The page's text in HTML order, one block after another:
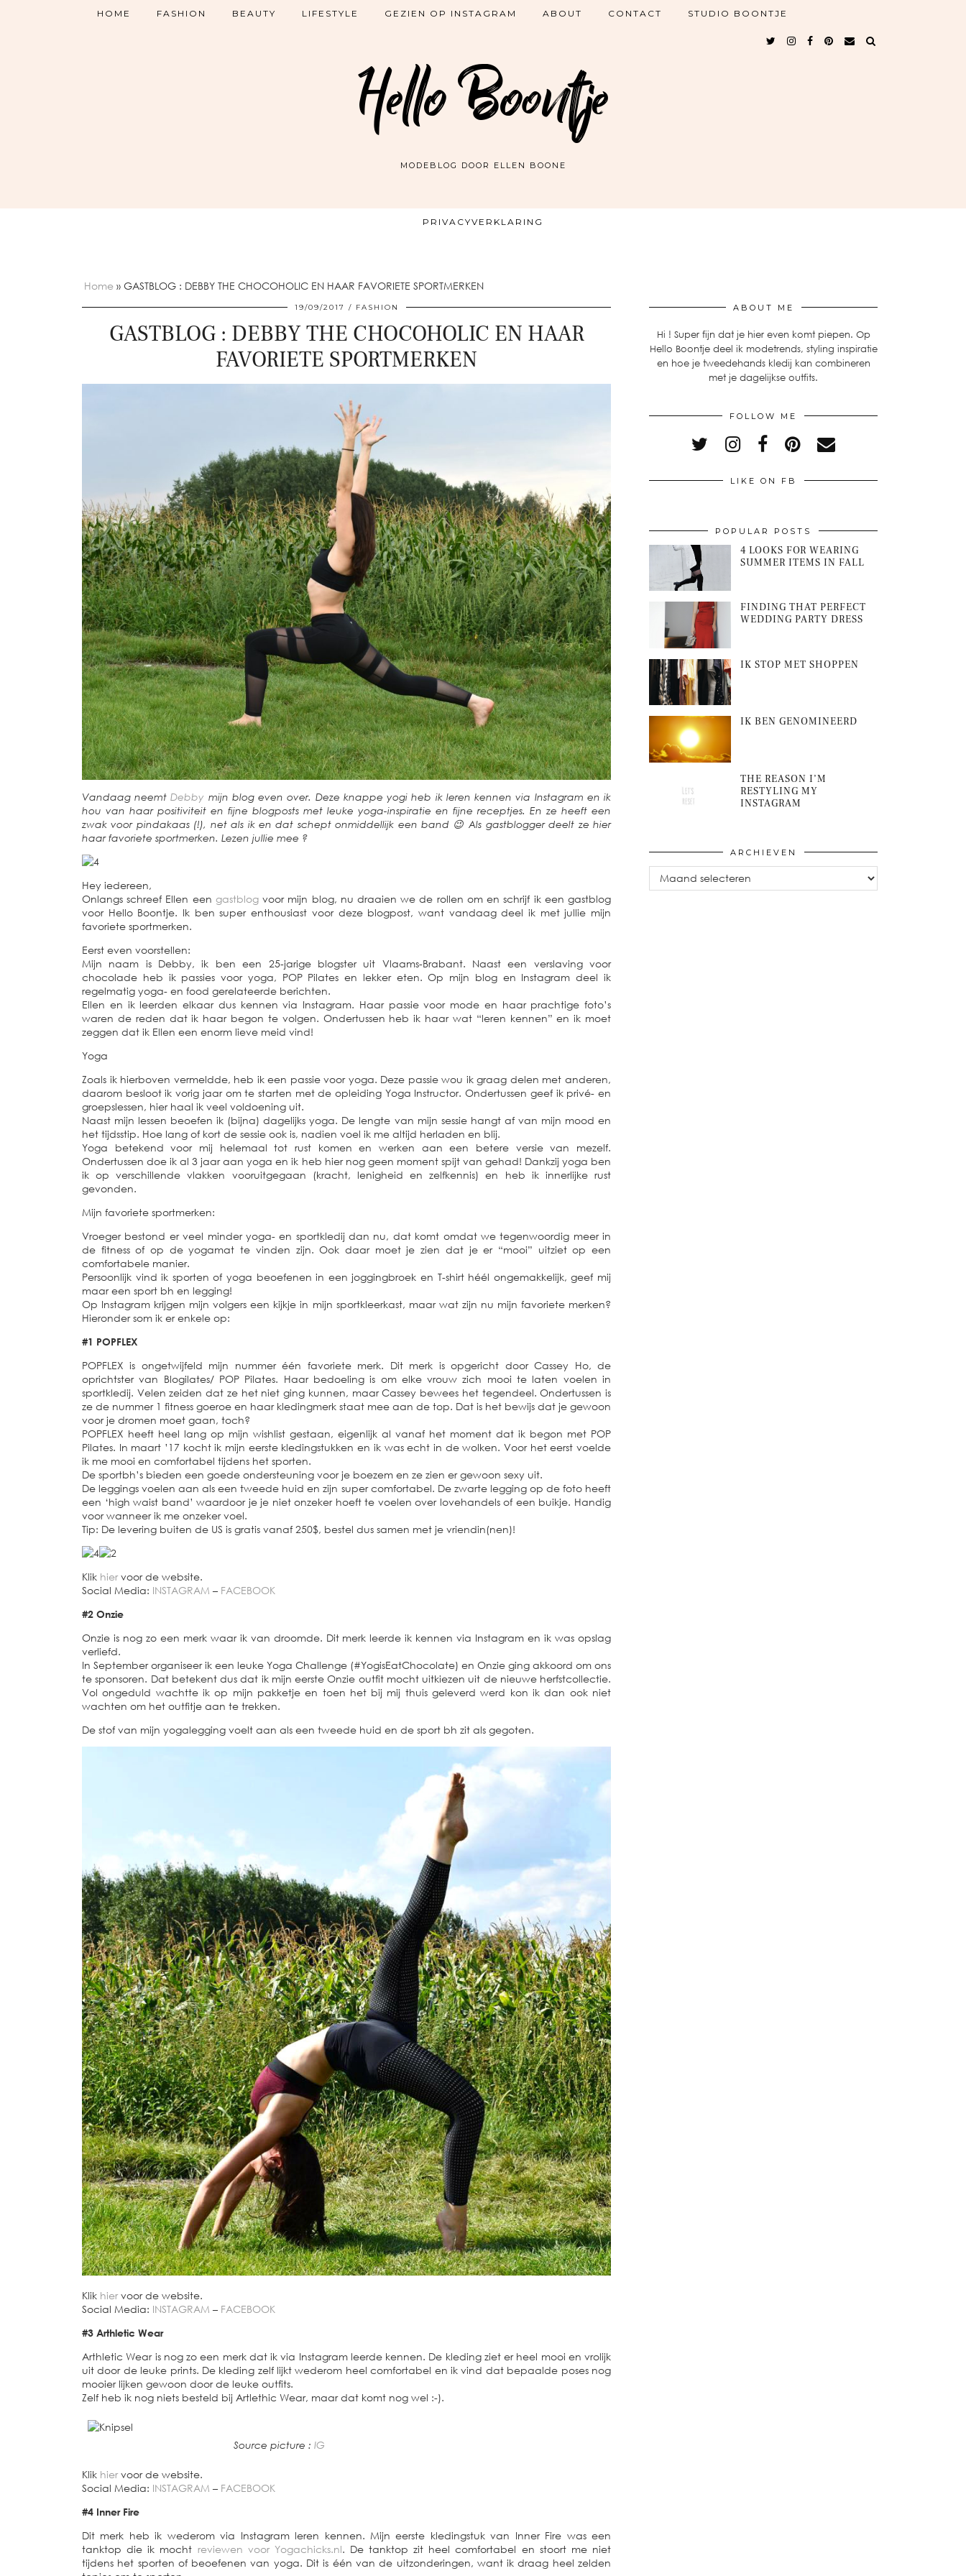
Hello Boontje
MODEBLOG DOOR ELLEN BOONE
HOME FASHION BEAUTY LIFESTYLE GEZIEN OP INSTAGRAM ABOUT CONTACT STUDIO BOONTJE
PRIVACYVERKLARING
Home » GASTBLOG : DEBBY THE CHOCOHOLIC EN HAAR FAVORIETE SPORTMERKEN
19/09/2017 FASHION
GASTBLOG : DEBBY THE CHOCOHOLIC EN HAAR
FAVORIETE SPORTMERKEN
Vandaag neemtDebby mijn blog even over. Deze knappe yogi heb ik leren kennen via Instagram en ik
hou van haar positiviteit en fijne blogposts met leuke yoga-inspiratie en fijne receptjes. En ze heeft een
zwak voor pindakaas (!), net als ik en dat schept onmiddellijk een band 😉 Als gastblogger deelt ze hier
haar favoriete sportmerken. Lezen jullie mee ?
Hey iedereen,
Onlangs schreef Ellen een gastblogvoor mijn blog, nu draaien we de rollen om en schrijf ik een gastblog
voor Hello Boontje. Ik ben super enthousiast voor deze blogpost, want vandaag deel ik met jullie mijn
favoriete sportmerken.
Eerst even voorstellen:
Mijn naam is Debby, ik ben een 25-jarige blogster uit Vlaams-Brabant. Naast een verslaving voor
chocolade heb ik passies voor yoga, POP Pilates en lekker eten. Op mijn blog en Instagram deel ik
regelmatig yoga- en food gerelateerde berichten.
Ellen en ik leerden elkaar dus kennen via Instagram. Haar passie voor mode en haar prachtige foto’s
waren de reden dat ik haar begon te volgen. Ondertussen heb ik haar wat “leren kennen” en ik moet
zeggen dat ik Ellen een enorm lieve meid vind!
Yoga
Zoals ik hierboven vermeldde, heb ik een passie voor yoga. Deze passie wou ik graag delen met anderen,
daarom besloot ik vorig jaar om te starten met de opleiding Yoga Instructor. Ondertussen geef ik privé- en
groepslessen, hier haal ik veel voldoening uit.
Naast mijn lessen beoefen ik (bijna) dagelijks yoga. De lengte van mijn sessie hangt af van mijn mood en
het tijdsstip. Hoe lang of kort de sessie ook is, nadien voel ik me altijd herladen en blij.
Yoga betekend voor mij helemaal tot rust komen en werken aan een betere versie van mezelf.
Ondertussen doe ik al 3 jaar aan yoga en ik heb hier nog geen moment spijt van gehad! Dankzij yoga ben
ik op verschillende vlakken vooruitgegaan (kracht, lenigheid en zelfkennis) en heb ik innerlijke rust
gevonden.
Mijn favoriete sportmerken:
Vroeger bestond er veel minder yoga- en sportkledij dan nu, dat komt omdat we tegenwoordig meer in
de fitness of op de yogamat te vinden zijn. Ook daar moet je zien dat je er “mooi” uitziet op een
comfortabele manier.
Persoonlijk vind ik sporten of yoga beoefenen in een joggingbroek en T-shirt héél ongemakkelijk, geef mij
maar een sport bh en legging!
Op Instagram krijgen mijn volgers een kijkje in mijn sportkleerkast, maar wat zijn nu mijn favoriete merken?
Hieronder som ik er enkele op:
#1 POPFLEX
POPFLEX is ongetwijfeld mijn nummer één favoriete merk. Dit merk is opgericht door Cassey Ho, de
oprichtster van Blogilates/ POP Pilates. Haar bedoeling is om elke vrouw zich mooi te laten voelen in
sportkledij. Velen zeiden dat ze het niet ging kunnen, maar Cassey bewees het tegendeel. Ondertussen is
ze de nummer 1 fitness goeroe en haar kledingmerk staat mee aan de top. Dat is het bewijs dat je gewoon
voor je dromen moet gaan, toch?
POPFLEX heeft heel lang op mijn wishlist gestaan, eigenlijk al vanaf het moment dat ik begon met POP
Pilates. In maart ’17 kocht ik mijn eerste kledingstukken en ik was echt in de wolken. Voor het eerst voelde
ik me mooi en comfortabel tijdens het sporten.
De sportbh’s bieden een goede ondersteuning voor je boezem en ze zien er gewoon sexy uit.
De leggings voelen aan als een tweede huid en zijn super comfortabel. De zwarte legging op de foto heeft
een ‘high waist band’ waardoor je je niet onzeker hoeft te voelen over lovehandels of een buikje. Handig
voor wanneer ik me onzeker voel.
Tip: De levering buiten de US is gratis vanaf 250$, bestel dus samen met je vriendin(nen)!
Klik hier voor de website.
Social Media: INSTAGRAM – FACEBOOK
#2 Onzie
Onzie is nog zo een merk waar ik van droomde. Dit merk leerde ik kennen via Instagram en ik was opslag
verliefd.
In September organiseer ik een leuke Yoga Challenge (#YogisEatChocolate) en Onzie ging akkoord om ons
te sponsoren. Dat betekent dus dat ik mijn eerste Onzie outfit mocht uitkiezen uit de nieuwe herfstcollectie.
Vol ongeduld wachtte ik op mijn pakketje en toen het bij mij thuis geleverd werd kon ik dan ook niet
wachten om het outfitje aan te trekken.
De stof van mijn yogalegging voelt aan als een tweede huid en de sport bh zit als gegoten.
Klik hier voor de website.
Social Media: INSTAGRAM – FACEBOOK
#3 Arthletic Wear
Arthletic Wear is nog zo een merk dat ik via Instagram leerde kennen. De kleding ziet er heel mooi en vrolijk
uit door de leuke prints. De kleding zelf lijkt wederom heel comfortabel en ik vind dat bepaalde poses nog
mooier lijken gewoon door de leuke outfits.
Zelf heb ik nog niets besteld bij Artlethic Wear, maar dat komt nog wel :-).
Source picture : IG
Klik hier voor de website.
Social Media: INSTAGRAM – FACEBOOK
#4 Inner Fire
Dit merk heb ik wederom via Instagram leren kennen. Mijn eerste kledingstuk van Inner Fire was een
tanktop die ik mocht reviewen voor Yogachicks.nl. De tanktop zit heel comfortabel en stoort me niet
tijdens het sporten of beoefenen van yoga. Dit is één van de uitzonderingen, want ik draag heel zelden
ABOUT ME
Hi ! Super fijn dat je hier even komt piepen. Op
Hello Boontje deel ik modetrends, styling inspiratie
en hoe je tweedehands kledij kan combineren
met je dagelijkse outfits.
FOLLOW ME
LIKE ON FB
POPULAR POSTS
4 LOOKS FOR WEARING
SUMMER ITEMS IN FALL
FINDING THAT PERFECT
WEDDING PARTY DRESS
IK STOP MET SHOPPEN
IK BEN GENOMINEERD
THE REASON I’M
RESTYLING MY
INSTAGRAM
ARCHIEVEN
Archieven